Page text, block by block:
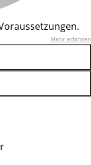
Mehr erfahren